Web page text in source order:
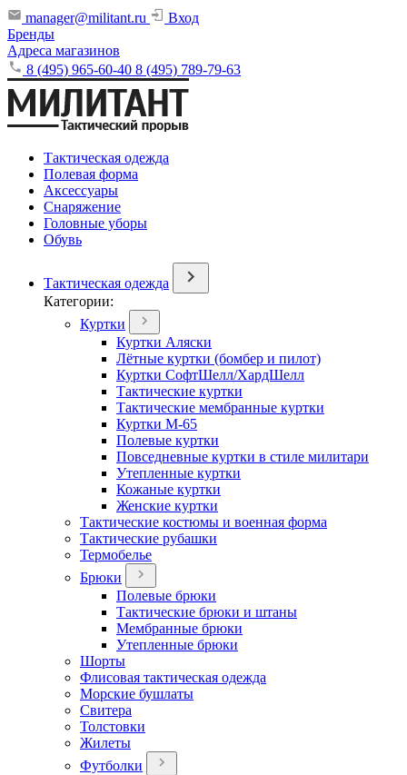
manager@militant.ru
Вход
Бренды
Адреса магазинов
8 (495) 965-60-40 8 (495) 789-79-63
Тактическая одежда
Полевая форма
Аксессуары
Снаряжение
Головные уборы
Обувь
Тактическая одежда
Категории:
Куртки
Куртки Аляски
Лётные куртки (бомбер и пилот)
Куртки СофтШелл/ХардШелл
Тактические куртки
Тактические мембранные куртки
Куртки М-65
Полевые куртки
Повседневные куртки в стиле милитари
Утепленные куртки
Кожаные куртки
Женские куртки
Тактические костюмы и военная форма
Тактические рубашки
Термобелье
Брюки
Полевые брюки
Тактические брюки и штаны
Мембранные брюки
Утепленные брюки
Шорты
Флисовая тактическая одежда
Морские бушлаты
Свитера
Толстовки
Жилеты
Футболки